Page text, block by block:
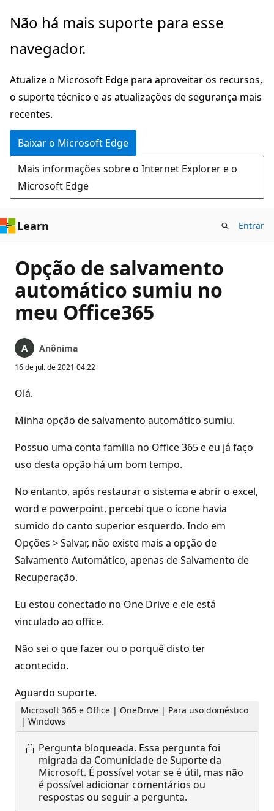
Pular
o
principal
Não há mais suporte para esse
navegador.
Atualize o Microsoft Edge para aproveitar os recursos,
o suporte técnico e as atualizações de segurança mais
recentes.
Baixar o Microsoft Edge
Mais informações sobre o Internet Explorer e o
Microsoft Edge
Learn Entrar
Opção de salvamento
automático sumiu no
meu Office365
Anônima
16 de jul. de 2021 04:22
Olá.
Minha opção de salvamento automático sumiu.
Possuo uma conta família no Office 365 e eu já faço
uso desta opção há um bom tempo.
No entanto, após restaurar o sistema e abrir o excel,
word e powerpoint, percebi que o ícone havia
sumido do canto superior esquerdo. Indo em
Opções > Salvar, não existe mais a opção de
Salvamento Automático, apenas de Salvamento de
Recuperação.
Eu estou conectado no One Drive e ele está
vinculado ao office.
Não sei o que fazer ou o porquê disto ter
acontecido.
Aguardo suporte.
Microsoft 365 e Office | OneDrive | Para uso doméstico
| Windows
Pergunta bloqueada. Essa pergunta foi
migrada da Comunidade de Suporte da
Microsoft. É possível votar se é útil, mas não
é possível adicionar comentários ou
respostas ou seguir a pergunta.